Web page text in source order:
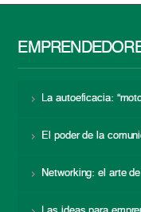
La autoeficacia:
El poder de la
Networking: el arte